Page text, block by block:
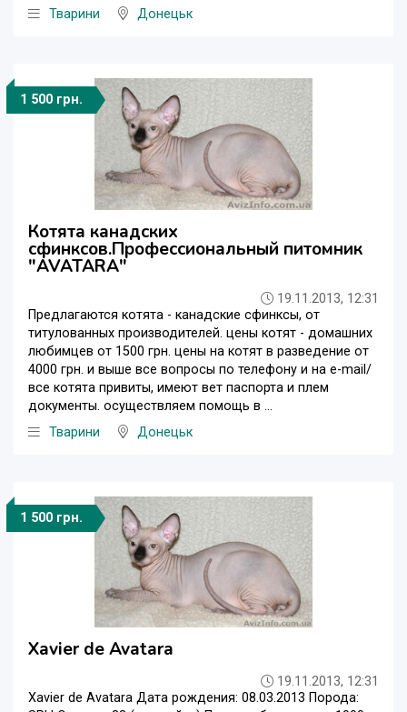
Тварини
Донецьк
1 500 грн.
Котята канадских
сфинксов.Профессиональный питомник
"AVATARA"
19.11.2013, 12:31
Предлагаются котята - канадские сфинксы, от
титулованных производителей. цены котят - домашних
любимцев от 1500 грн. цены на котят в разведение от
4000 грн. и выше все вопросы по телефону и на e-mail/
все котята привиты, имеют вет паспорта и плем
документы. осуществляем помощь в ...
Тварини
Донецьк
1 500 грн.
Xavier de Avatara
19.11.2013, 12:31
Xavier de Avatara Дата рождения: 08.03.2013 Порода: